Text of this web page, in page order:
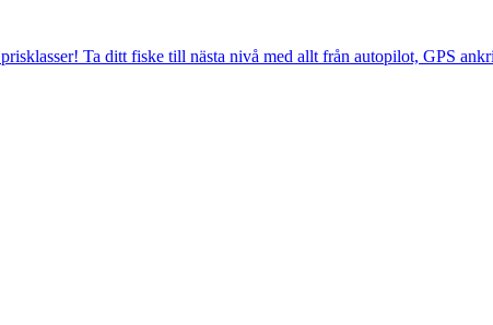
Ta ditt fiske till nästa nivå med allt från autopilot, GPS